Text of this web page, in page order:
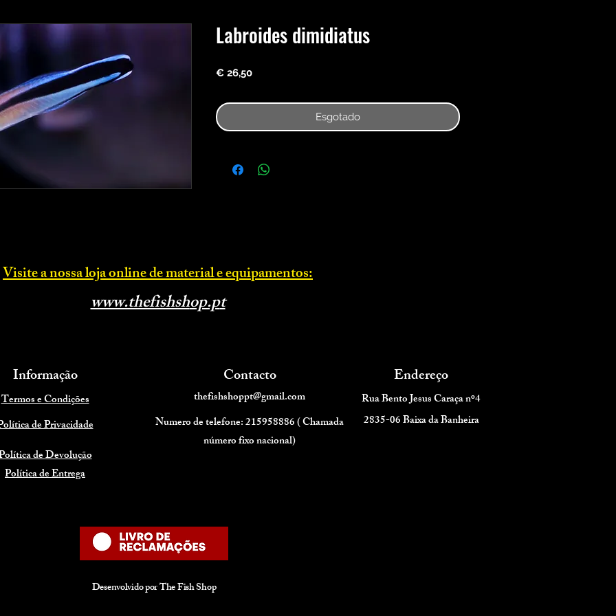
Labroides dimidiatus
€ 26,50Preço
Esgotado
Visite a nossa loja online de material e equipamentos:
www.thefishshop.pt
Informação
Termos e Condições
de Privacidade
de Devolução
Contacto Endereço
thefishshoppt@gmail.com
Numero de telefone: 215958886 ( Chamada
número fixo nacional)
Rua Bento Jesus Caraça nº4
2835-06 Baixa da Banheira
Política de Entrega
Desenvolvido por The Fish Shop